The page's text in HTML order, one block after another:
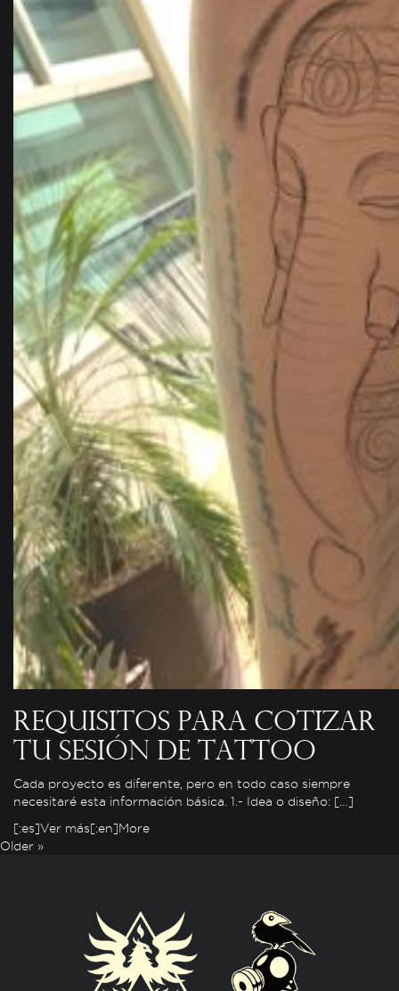
Requisitos para cotizar
tu sesión de tattoo
Cada proyecto es diferente, pero en todo caso siempre
necesitaré esta información básica. 1.- Idea o diseño: […]
[:es]Ver más[:en]More
Older »